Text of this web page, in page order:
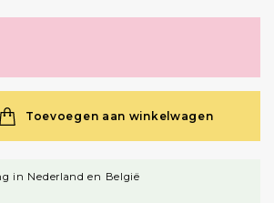
Toevoegen aan winkelwagen
in Nederland en België